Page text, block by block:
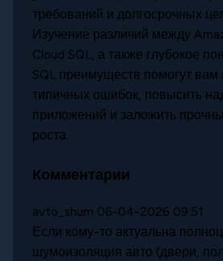
требований и долгосрочных
Изучение различий между
Cloud SQL, а также глубокое
SQL преимуществ помогут вам
типичных ошибок, повысить
приложений и заложить
роста.
Комментарии
avto_shum 06-04-2026 09:51
Если кому-то актуальна
шумоизоляция авто (двери,